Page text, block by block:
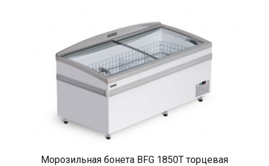
Морозильная бонета BFG 1850T торцевая